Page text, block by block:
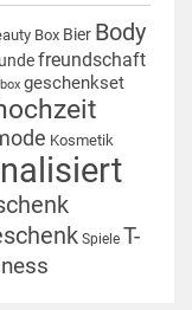
Box Bier Body
freundschaft
geschenkset
Kosmetik
Spiele T-